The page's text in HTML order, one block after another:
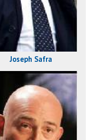
Joseph Safra